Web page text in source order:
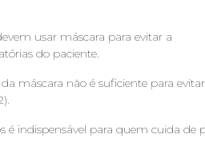
usar máscara para evitar a
do paciente.
máscara não é suficiente para
indispensável para quem cuida de